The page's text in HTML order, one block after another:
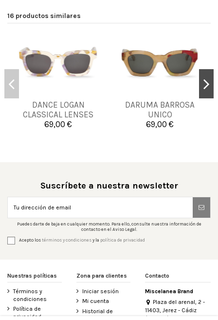
16 productos similares
DANCE LOGAN
CLASSICAL LENSES
UNICO
69,00 €
UNICA
Añadir al carrito
DARUMA BARROSA
UNICO
69,00 €
UNICA
Añadir al carrito
Suscríbete a nuestra newsletter
Puedes darte de baja en cualquier momento. Para ello, consulte nuestra información de
contacto en el Aviso Legal.
Acepto lostérminos y condicionesy la política de privacidad
Nuestras políticas
Términos y
condiciones
Política de
privacidad
Zona para clientes
Iniciar sesión
Mi cuenta
Historial de
Contacto
Miscelanea Brand
Plaza del arenal, 2 -
11403, Jerez - Cádiz
(España)